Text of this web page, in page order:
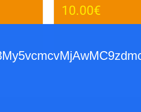
Detalles
10.00€
Añadir al carrito